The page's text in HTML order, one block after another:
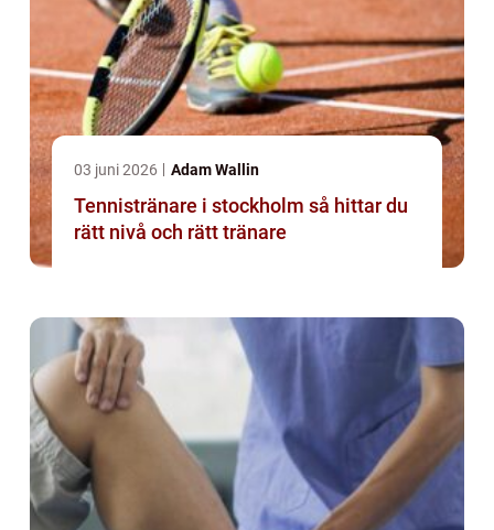
03 juni 2026 Adam Wallin
Tennistränare i stockholm så hittar du
rätt nivå och rätt tränare